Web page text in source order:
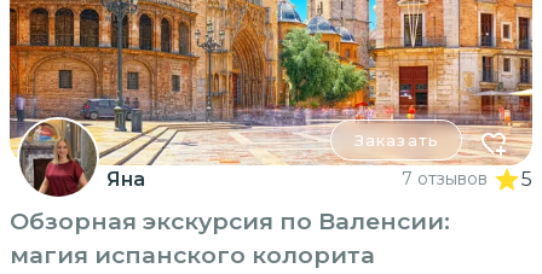
Заказать
Яна 7 отзывов 5
Обзорная экскурсия по Валенсии:
магия испанского колорита